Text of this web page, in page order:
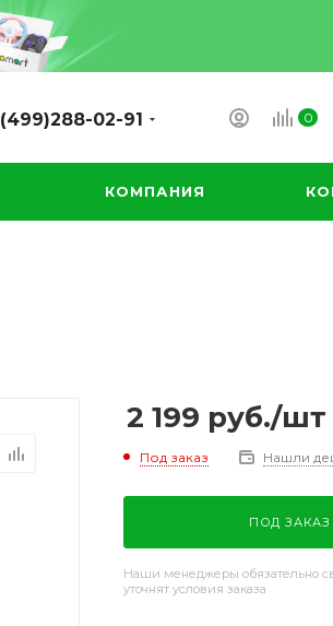
0
02-91
КОМПАНИЯ
2 199 руб./шт
Под заказ Нашли
ПОД ЗАКАЗ
Наши менеджеры обязательно
уточнят условия заказа